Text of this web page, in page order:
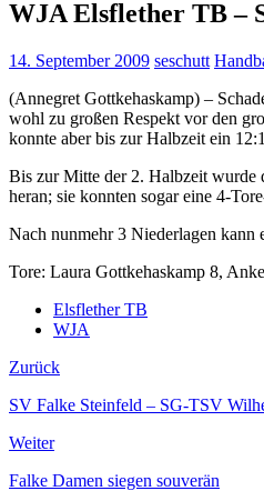
WJA Elsflether TB –
14. September 2009 seschutt
(Annegret Gottkehaskamp) –
wohl zu großen Respekt vor den
konnte aber bis zur Halbzeit ein
Bis zur Mitte der 2. Halbzeit wurde
heran; sie konnten sogar eine 4-
Nach nunmehr 3 Niederlagen kann
Tore: Laura Gottkehaskamp 8,
Elsflether TB
WJA
Zurück
SV Falke Steinfeld – SG-TSV
Weiter
Falke Damen siegen souverän